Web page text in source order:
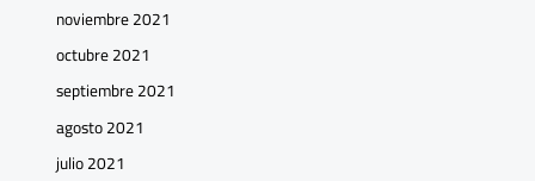
noviembre 2021
octubre 2021
septiembre 2021
agosto 2021
julio 2021